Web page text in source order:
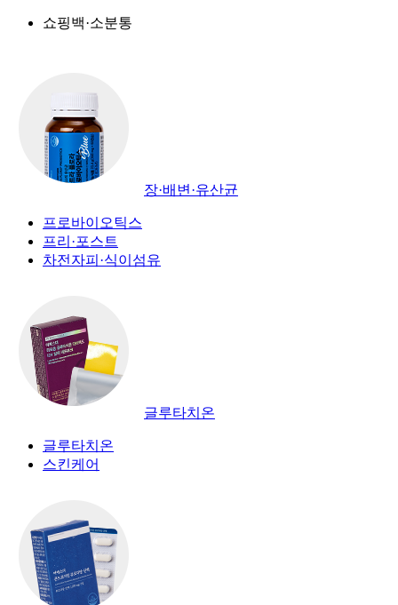
쇼핑백·소분통
장·배변·유산균
프로바이오틱스
프리·포스트
차전자피·식이섬유
글루타치온
글루타치온
스킨케어